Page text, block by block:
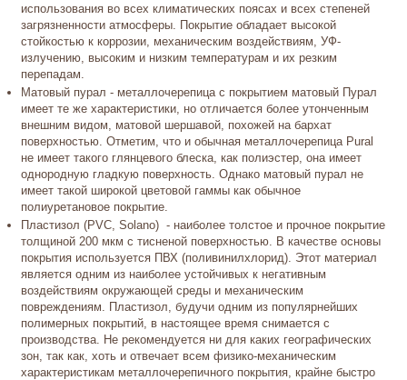
использования во всех климатических поясах и всех степеней
загрязненности атмосферы. Покрытие обладает высокой
стойкостью к коррозии, механическим воздействиям, УФ-
излучению, высоким и низким температурам и их резким
перепадам.
Матовый пурал - металлочерепица с покрытием матовый Пурал
имеет те же характеристики, но отличается более утонченным
внешним видом, матовой шершавой, похожей на бархат
поверхностью. Отметим, что и обычная металлочерепица Pural
не имеет такого глянцевого блеска, как полиэстер, она имеет
однородную гладкую поверхность. Однако матовый пурал не
имеет такой широкой цветовой гаммы как обычное
полиуретановое покрытие.
Пластизол (PVC, Solano) - наиболее толстое и прочное покрытие
толщиной 200 мкм с тисненой поверхностью. В качестве основы
покрытия используется ПВХ (поливинилхлорид). Этот материал
является одним из наиболее устойчивых к негативным
воздействиям окружающей среды и механическим
повреждениям. Пластизол, будучи одним из популярнейших
полимерных покрытий, в настоящее время снимается с
производства. Не рекомендуется ни для каких географических
зон, так как, хоть и отвечает всем физико-механическим
характеристикам металлочерепичного покрытия, крайне быстро